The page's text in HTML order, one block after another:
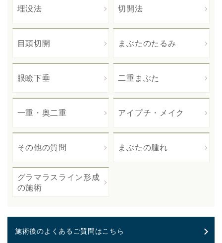
埋没法 切開法
目頭切開 まぶたのたるみ
眼瞼下垂 二重まぶた
一重・奥二重 アイプチ・メイク
その他の質問 まぶたの腫れ
グラマラスライン形成
の施術
施術後のよくあるご質問はこちら